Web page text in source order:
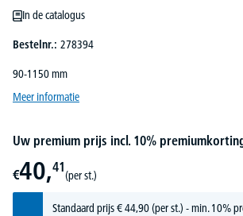
In de catalogus
Bestelnr.: 278394
90-1150 mm
Meer informatie
Uw premium prijs incl. 10%
€40,41
(per st.)
Standaard prijs€44,90(per st.) - min. 10%